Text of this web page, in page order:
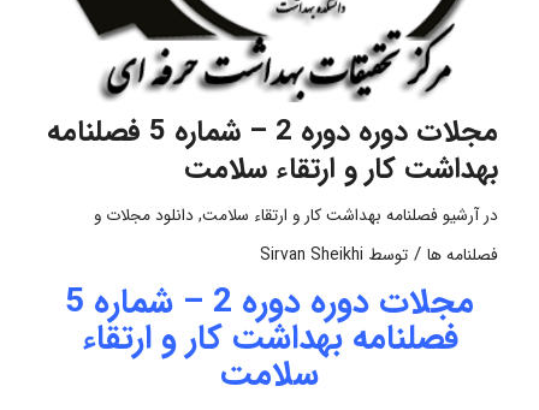
مجلات دوره دوره 2 – شماره 5 فصلنامه
بهداشت کار و ارتقاء سلامت
درآرشیو فصلنامه بهداشت کار و ارتقاء سلامت,دانلود مجلات و
فصلنامه ها / توسط Sirvan Sheikhi
مجلات دوره دوره 2 – شماره 5
فصلنامه بهداشت کار و ارتقاء
سلامت